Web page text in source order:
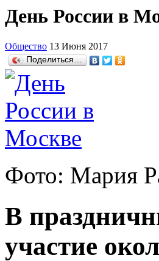
День России в
Общество 13 Июня 2017
Поделиться…
Фото: Мария
В
участие